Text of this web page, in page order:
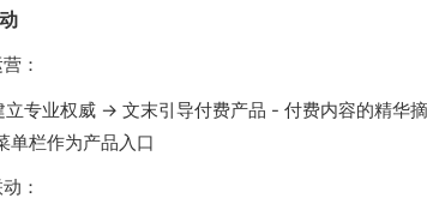
：
立专业权威 → 文末引导付费产品 - 付费内容的精华
单栏作为产品入口
：